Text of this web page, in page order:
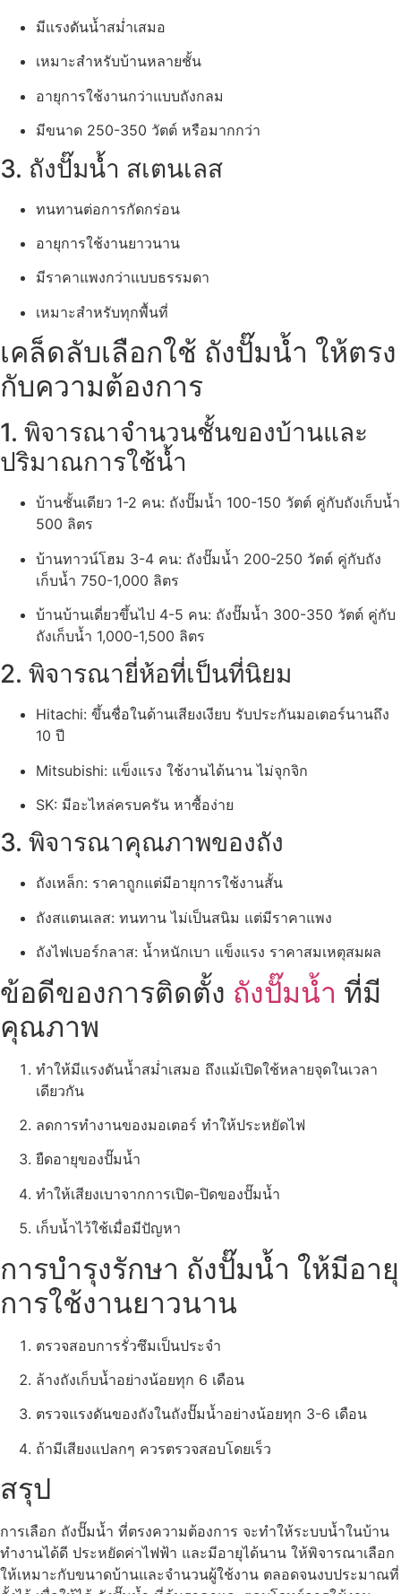
มีแรงดันน้ำสม่ำเสมอ
เหมาะสำหรับบ้านหลายชั้น
อายุการใช้งานกว่าแบบถังกลม
มีขนาด 250-350 วัตต์ หรือมากกว่า
3. ถังปั๊มน้ำ สเตนเลส
ทนทานต่อการกัดกร่อน
อายุการใช้งานยาวนาน
มีราคาแพงกว่าแบบธรรมดา
เหมาะสำหรับทุกพื้นที่
เคล็ดลับเลือกใช้ ถังปั๊มน้ำ ให้ตรง
กับความต้องการ
1. พิจารณาจำนวนชั้นของบ้านและ
ปริมาณการใช้น้ำ
บ้านชั้นเดียว 1-2 คน: ถังปั๊มน้ำ 100-150 วัตต์ คู่กับถังเก็บน้ำ
500 ลิตร
บ้านทาวน์โฮม 3-4 คน: ถังปั๊มน้ำ 200-250 วัตต์ คู่กับถัง
เก็บน้ำ 750-1,000 ลิตร
บ้านบ้านเดี่ยวขึ้นไป 4-5 คน: ถังปั๊มน้ำ 300-350 วัตต์ คู่กับ
ถังเก็บน้ำ 1,000-1,500 ลิตร
2. พิจารณายี่ห้อที่เป็นที่นิยม
Hitachi: ขึ้นชื่อในด้านเสียงเงียบ รับประกันมอเตอร์นานถึง
10 ปี
Mitsubishi: แข็งแรง ใช้งานได้นาน ไม่จุกจิก
SK: มีอะไหล่ครบครัน หาซื้อง่าย
3. พิจารณาคุณภาพของถัง
ถังเหล็ก: ราคาถูกแต่มีอายุการใช้งานสั้น
ถังสแตนเลส: ทนทาน ไม่เป็นสนิม แต่มีราคาแพง
ถังไฟเบอร์กลาส: น้ำหนักเบา แข็งแรง ราคาสมเหตุสมผล
ข้อดีของการติดตั้ง ถังปั๊มน้ำ ที่มี
คุณภาพ
ทำให้มีแรงดันน้ำสม่ำเสมอ ถึงแม้เปิดใช้หลายจุดในเวลา
เดียวกัน
ลดการทำงานของมอเตอร์ ทำให้ประหยัดไฟ
ยืดอายุของปั๊มน้ำ
ทำให้เสียงเบาจากการเปิด-ปิดของปั๊มน้ำ
เก็บน้ำไว้ใช้เมื่อมีปัญหา
การบำรุงรักษา ถังปั๊มน้ำ ให้มีอายุ
การใช้งานยาวนาน
ตรวจสอบการรั่วซึมเป็นประจำ
ล้างถังเก็บน้ำอย่างน้อยทุก 6 เดือน
ตรวจแรงดันของถังในถังปั๊มน้ำอย่างน้อยทุก 3-6 เดือน
ถ้ามีเสียงแปลกๆ ควรตรวจสอบโดยเร็ว
สรุป
การเลือก ถังปั๊มน้ำ ที่ตรงความต้องการ จะทำให้ระบบน้ำในบ้าน
ทำงานได้ดี ประหยัดค่าไฟฟ้า และมีอายุได้นาน ให้พิจารณาเลือก
ให้เหมาะกับขนาดบ้านและจำนวนผู้ใช้งาน ตลอดจนงบประมาณที่